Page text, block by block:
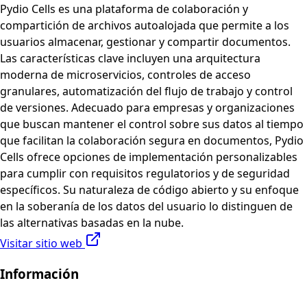
Pydio Cells es una plataforma de colaboración y
compartición de archivos autoalojada que permite a los
usuarios almacenar, gestionar y compartir documentos.
Las características clave incluyen una arquitectura
moderna de microservicios, controles de acceso
granulares, automatización del flujo de trabajo y control
de versiones. Adecuado para empresas y organizaciones
que buscan mantener el control sobre sus datos al tiempo
que facilitan la colaboración segura en documentos, Pydio
Cells ofrece opciones de implementación personalizables
para cumplir con requisitos regulatorios y de seguridad
específicos. Su naturaleza de código abierto y su enfoque
en la soberanía de los datos del usuario lo distinguen de
las alternativas basadas en la nube.
Visitar sitio web
Información